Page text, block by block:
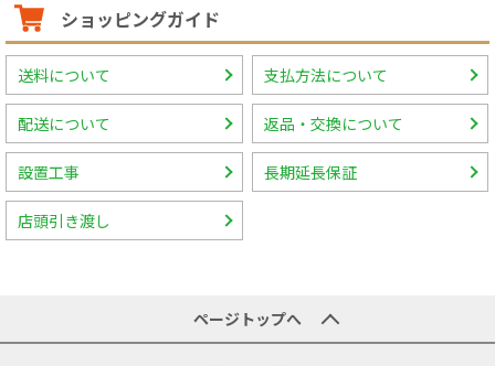
ショッピングガイド
送料について 支払方法について
配送について 返品・交換について
設置工事 長期延長保証
店頭引き渡し
ページトップへ